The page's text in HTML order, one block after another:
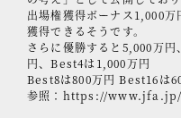
出場権獲得ボーナス1,000
獲得できるそうです。
さらに優勝すると5,000万
円、Best4は1,000万円
Best8は800万円 Best16は
参照： https://www.jfa.jp/